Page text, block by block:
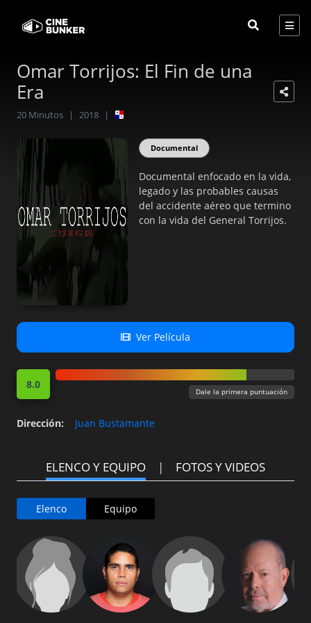
Omar Torrijos: El Fin de una
Era
20 Minutos | 2018 |
Documental
Documental enfocado en la vida,
legado y las probables causas
del accidente aéreo que termino
con la vida del General Torrijos.
Ver Película
8.0
Dale la primera puntuación
Dirección: Juan Bustamante
ELENCO Y EQUIPO FOTOS Y VIDEOS
Elenco Equipo